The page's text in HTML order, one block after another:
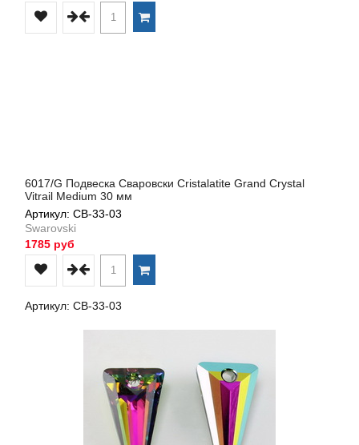
6017/G Подвеска Сваровски Cristalatite Grand Crystal
Vitrail Medium 30 мм
Артикул: СВ-33-03
Swarovski
1785 руб
Артикул: СВ-33-03